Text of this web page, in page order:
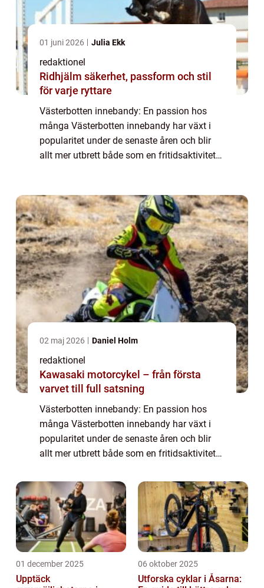
01 juni 2026 Julia Ekk
redaktionel
Ridhjälm säkerhet, passform och stil
för varje ryttare
Västerbotten innebandy: En passion hos
många Västerbotten innebandy har växt i
popularitet under de senaste åren och blir
allt mer utbrett både som en fritidsaktivitet
...
02 maj 2026 Daniel Holm
redaktionel
Kawasaki motorcykel – från första
varvet till full satsning
Västerbotten innebandy: En passion hos
många Västerbotten innebandy har växt i
popularitet under de senaste åren och blir
allt mer utbrett både som en fritidsaktivitet
kommer att ge en omfattande och grundlig
...
01 december 2025
Upptäck
06 oktober 2025
Utforska cyklar i Åsarna: